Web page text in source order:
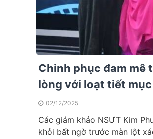
Chinh phục đam mê
lòng với loạt tiết
02/12/2025
Các giám khảo NSƯT Kim
khỏi bất ngờ trước màn lột